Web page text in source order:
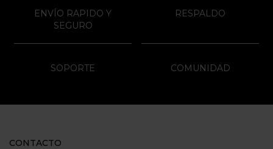
ENVÍO RAPIDO Y
SEGURO
RESPALDO
SOPORTE COMUNIDAD
CONTACTO